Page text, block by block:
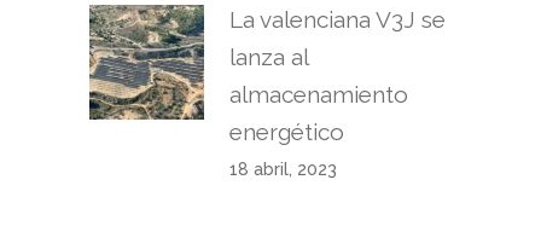
La valenciana V3J se
lanza al
almacenamiento
energético
18 abril, 2023